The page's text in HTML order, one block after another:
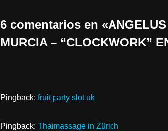
6 comentarios en «ANGELUS
MURCIA – “CLOCKWORK”
Pingback: fruit party slot uk
Pingback: Thaimassage in Zürich